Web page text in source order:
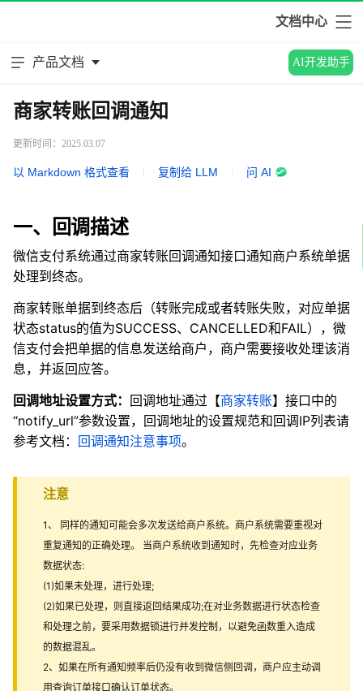
文档中心
产品文档 AI开发助手
商家转账回调通知
更新时间：2025.03.07
以 Markdown 格式查看 复制给 LLM 问 AI
一、回调描述
微信支付系统通过商家转账回调通知接口通知商户系统单据
处理到终态。
商家转账单据到终态后（转账完成或者转账失败，对应单据
状态status的值为SUCCESS、CANCELLED和FAIL），微
信支付会把单据的信息发送给商户，商户需要接收处理该消
息，并返回应答。
回调地址设置方式： 回调地址通过【商家转账】 接口中的
“notify_url”参数设置，回调地址的设置规范和回调IP列表请
参考文档： 回调通知注意事项。
注意
1、 同样的通知可能会多次发送给商户系统。商户系统需要重视对
重复通知的正确处理。 当商户系统收到通知时，先检查对应业务
数据状态:
(1)如果未处理，进行处理;
(2)如果已处理，则直接返回结果成功;在对业务数据进行状态检查
和处理之前，要采用数据锁进行并发控制，以避免函数重入造成
的数据混乱。
2、如果在所有通知频率后仍没有收到微信侧回调，商户应主动调
用查询订单接口确认订单状态。